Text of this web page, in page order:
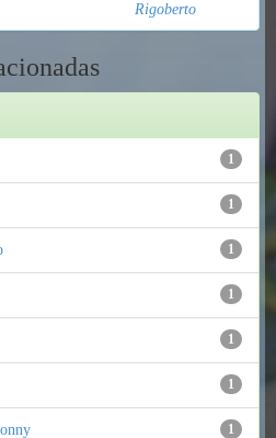
Rigoberto
1
1
1
1
1
1
1